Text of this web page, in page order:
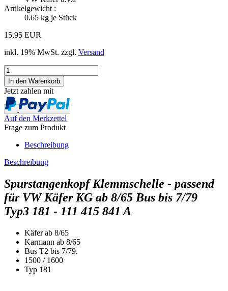
Artikelgewicht :
0.65 kg je Stück
15,95 EUR
inkl. 19% MwSt. zzgl. Versand
Jetzt zahlen mit
Auf den Merkzettel
Frage zum Produkt
Beschreibung
Beschreibung
Spurstangenkopf Klemmschelle - passend
für VW Käfer KG ab 8/65 Bus bis 7/79
Typ3 181 - 111 415 841 A
Käfer ab 8/65
Karmann ab 8/65
Bus T2 bis 7/79.
1500 / 1600
Typ 181